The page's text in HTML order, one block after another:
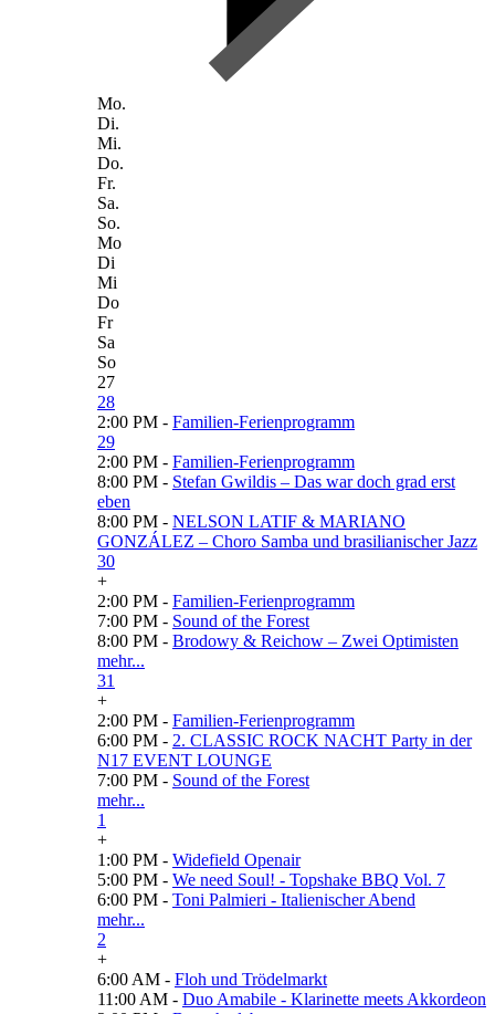
Mo.
Di.
Mi.
Do.
Fr.
Sa.
So.
Mo
Di
Mi
Do
Fr
Sa
So
27
28
2:00 PM - Familien-Ferienprogramm
29
2:00 PM - Familien-Ferienprogramm
8:00 PM - Stefan Gwildis – Das war doch grad erst
eben
8:00 PM - NELSON LATIF & MARIANO
GONZÁLEZ – Choro Samba und brasilianischer Jazz
30
+
2:00 PM - Familien-Ferienprogramm
7:00 PM - Sound of the Forest
8:00 PM - Brodowy & Reichow – Zwei Optimisten
mehr...
31
+
2:00 PM - Familien-Ferienprogramm
6:00 PM - 2. CLASSIC ROCK NACHT Party in der
N17 EVENT LOUNGE
7:00 PM - Sound of the Forest
mehr...
1
+
1:00 PM - Widefield Openair
5:00 PM - We need Soul! - Topshake BBQ Vol. 7
6:00 PM - Toni Palmieri - Italienischer Abend
mehr...
2
+
6:00 AM - Floh und Trödelmarkt
11:00 AM - Duo Amabile - Klarinette meets Akkordeon